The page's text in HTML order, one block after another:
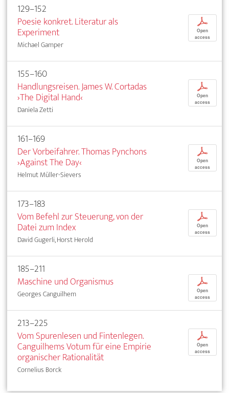
129–152
Poesie konkret. Literatur als
Experiment
Michael Gamper
p
Open
access
155–160
Handlungsreisen. James W. Cortadas
›The Digital Hand‹
Daniela Zetti
p
Open
access
161–169
Der Vorbeifahrer. Thomas Pynchons
›Against The Day‹
Helmut Müller-Sievers
p
Open
access
173–183
Vom Befehl zur Steuerung, von der
Datei zum Index
David Gugerli, Horst Herold
p
Open
access
185–211
Maschine und Organismus
Georges Canguilhem
p
Open
access
213–225
Vom Spurenlesen und Fintenlegen.
Canguilhems Votum für eine Empirie
organischer Rationalität
Cornelius Borck
p
Open
access